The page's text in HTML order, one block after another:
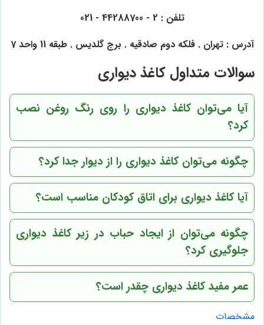
تلفن : 2 - 44288700 - 021
آدرس : تهران . فلکه دوم صادقیه . برج گلدیس . طبقه 11 واحد 7
سوالات متداول کاغذ دیواری
آیا می‌توان کاغذ دیواری را روی رنگ روغن نصب
کرد؟
چگونه می‌توان کاغذ دیواری را از دیوار جدا کرد؟
آیا کاغذ دیواری برای اتاق کودکان مناسب است؟
چگونه می‌توان از ایجاد حباب در زیر کاغذ دیواری
جلوگیری کرد؟
عمر مفید کاغذ دیواری چقدر است؟
مشخصات